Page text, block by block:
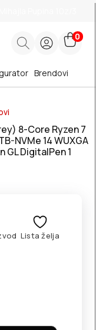
0
Brendovi
8-Core Ryzen 7
NVMe 14 WUXGA
GL DigitalPen 1
Lista želja